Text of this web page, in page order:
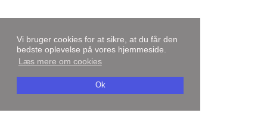
Vi bruger cookies for at sikre, at du får den
bedste oplevelse på vores hjemmeside.
Læs mere om cookies
Ok